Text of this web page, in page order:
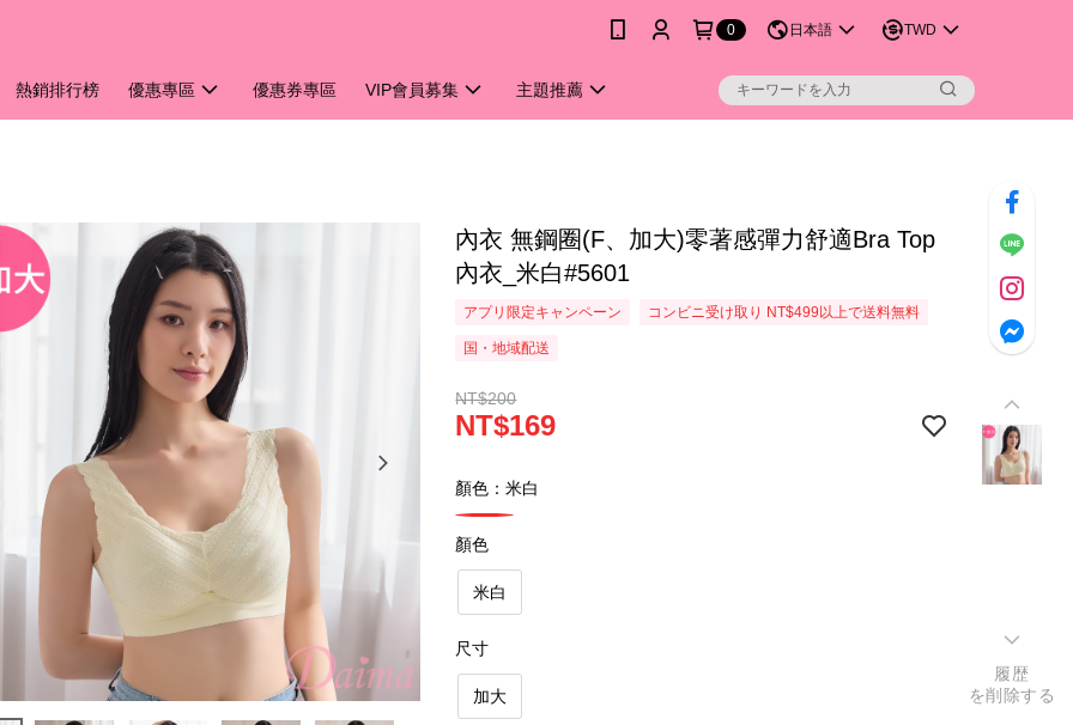
0 日本語 TWD
熱銷排行榜 優惠專區 優惠券專區 VIP會員募集 主題推薦
內衣 無鋼圈(F、加大)零著感彈力舒適Bra Top
內衣_米白#5601
アプリ限定キャンペーン コンビニ受け取り NT$499以上で送料無料
国・地域配送
NT$200
NT$169
顏色：米白
顏色
米白
尺寸
加大
履歴
を削除する